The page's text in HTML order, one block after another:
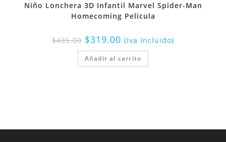
Niño Lonchera 3D Infantil Marvel Spider-Man
Homecoming Pelicula
$435.00 $319.00 (Iva Incluido)
Añadir al carrito